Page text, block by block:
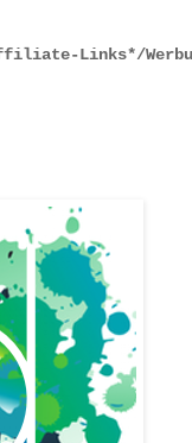
Links*/